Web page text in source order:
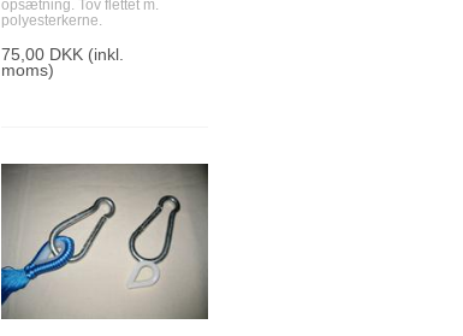
opsætning. Tov flettet m.
polyesterkerne.
75,00 DKK(inkl.
moms)